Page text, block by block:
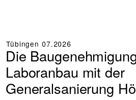
Tübingen 07.2026
Die
Laboranbau mit der
Generalsanierung